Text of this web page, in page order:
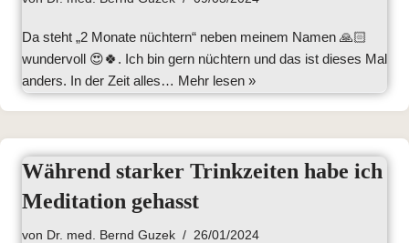
Da steht „2 Monate nüchtern“ neben meinem Namen 🙏🏻
wundervoll 😍🍀. Ich bin gern nüchtern und das ist dieses Mal
anders. In der Zeit alles… Mehr lesen »
Während starker Trinkzeiten habe ich
Meditation gehasst
von Dr. med. Bernd Guzek 26/01/2024